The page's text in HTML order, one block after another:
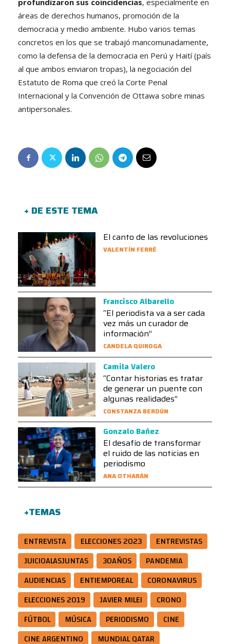
áreas de derechos humanos, promoción de la
democracia y medio ambiente. Hubo varios temas
concretos en los que se trabajó mancomunadamente,
como la defensa de la democracia en Perú y Haití (país
al que ambos enviaron tropas), la negociación del
Estatuto de Roma que creó la Corte Penal
Internacional y la Convención de Ottawa sobre minas
antipersonales.
+ DE ESTE TEMA
El canto de las revoluciones
VALENTÍN FERRÉ
Francisco Albarello
“El periodista va a ser cada
vez más un curador de
información”
CANDELA QUIROGA
Camila Valero
“Contar historias es tratar
de generar un puente con
algunas realidades”
CONSTANZA BERDÚN
Gonzalo Bañez
El desafío de transformar
el ruido de las noticias en
periodismo
ANA OTHARÁN
+TEMAS
ENTREVISTA ELECCIONES 2023
ENTREVISTAS
JUICIOALASJUNTAS
30AÑOS
PANDEMIA
AUDIENCIAS
ENTIEMPOREAL
CORONAVIRUS
ELECCIONES 2019
JAVIER MILEI
CRONO
FÚTBOL
MÚSICA PERIODISMO
CINE
CINE ARGENTINO
MUNDIAL QATAR